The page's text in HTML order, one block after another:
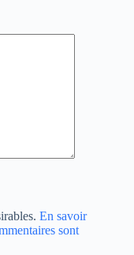
En savoir
sont